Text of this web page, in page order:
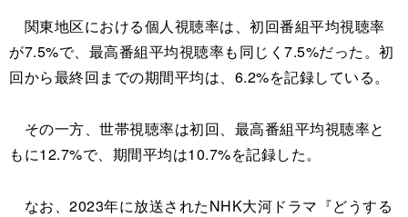
関東地区における個人視聴率は、初回番組平均視聴率
が7.5%で、最高番組平均視聴率も同じく7.5%だった。初
回から最終回までの期間平均は、6.2%を記録している。
その一方、世帯視聴率は初回、最高番組平均視聴率と
もに12.7%で、期間平均は10.7%を記録した。
なお、2023年に放送されたNHK大河ドラマ『どうする